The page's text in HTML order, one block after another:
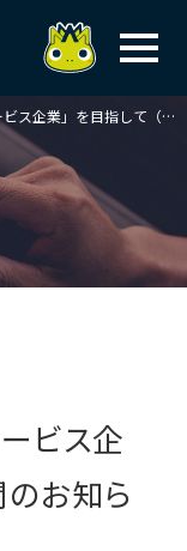
［対談］「総合インフラサービス企業」を目指して（下）公開のお知らせ
ービス企
のお知ら